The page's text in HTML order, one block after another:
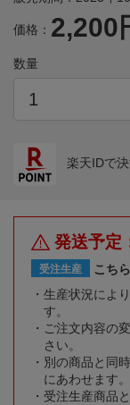
価格： 2,200
数量
楽天IDで
発送予定
受注生産
こち
生産状況によ
す。
ご注文内容の
さい。
別の商品と同
にあわせます。
受注生産商品